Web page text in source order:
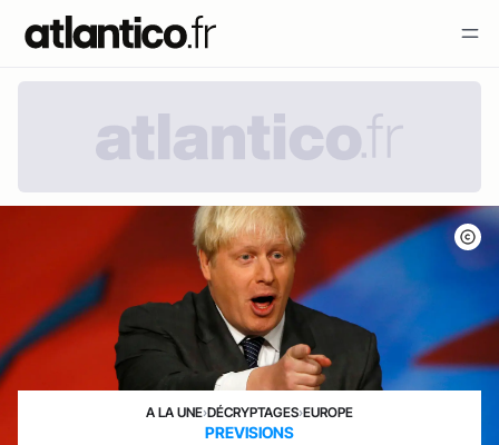
A LA UNE›DÉCRYPTAGES›EUROPE
PREVISIONS